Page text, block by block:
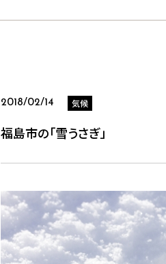
2018/02/14 気候
福島市の「雪うさぎ」